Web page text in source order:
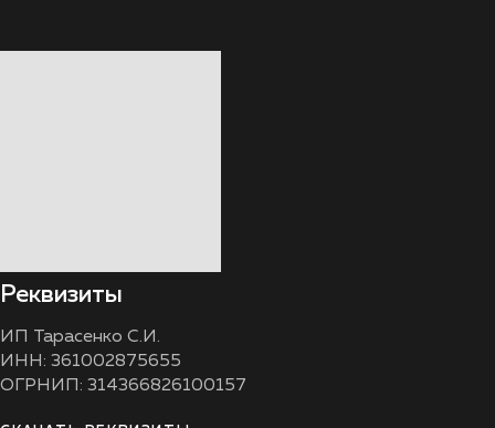
Реквизиты
ИП Тарасенко С.И.
ИНН: 361002875655
ОГРНИП: 314366826100157